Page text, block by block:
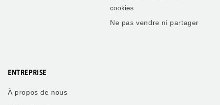
cookies
Ne pas vendre ni partager
ENTREPRISE
À propos de nous